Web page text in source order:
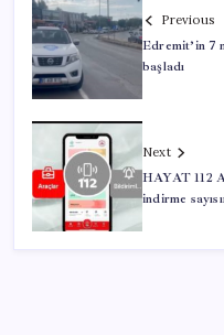
Previous
Edremit’in 7
başladı
Next
HAYAT 112
indirme